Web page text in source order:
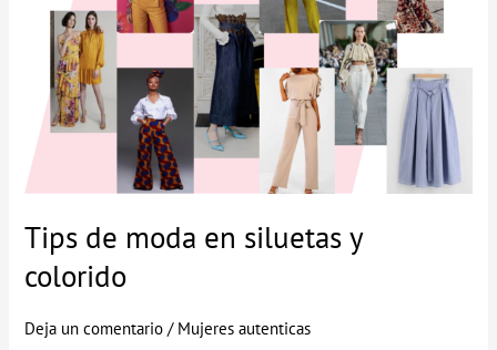
Tips de moda en siluetas y
colorido
Deja un comentario / Mujeres autenticas
siluetas
colorido